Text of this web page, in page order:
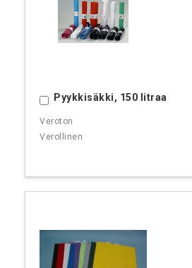
Pyykkisäkki, 150 litraa
Ostoskoriin